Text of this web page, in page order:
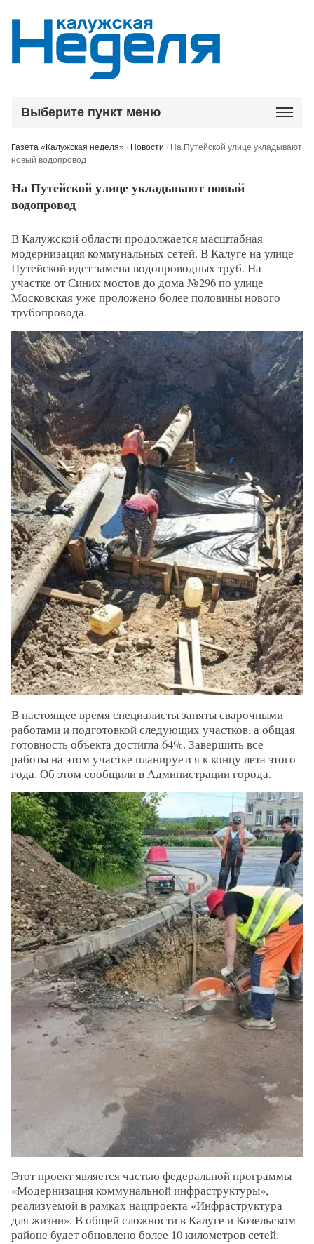
Выберите пункт меню
Газета «Калужская неделя» / Новости / На Путейской улице укладывают
новый водопровод
На Путейской улице укладывают новый
водопровод
В Калужской области продолжается масштабная
модернизация коммунальных сетей. В Калуге на улице
Путейской идет замена водопроводных труб. На
участке от Синих мостов до дома №296 по улице
Московская уже проложено более половины нового
трубопровода.
В настоящее время специалисты заняты сварочными
работами и подготовкой следующих участков, а общая
готовность объекта достигла 64%. Завершить все
работы на этом участке планируется к концу лета этого
года. Об этом сообщили в Администрации города.
Этот проект является частью федеральной программы
«Модернизация коммунальной инфраструктуры»,
реализуемой в рамках нацпроекта «Инфраструктура
для жизни». В общей сложности в Калуге и Козельском
районе будет обновлено более 10 километров сетей.